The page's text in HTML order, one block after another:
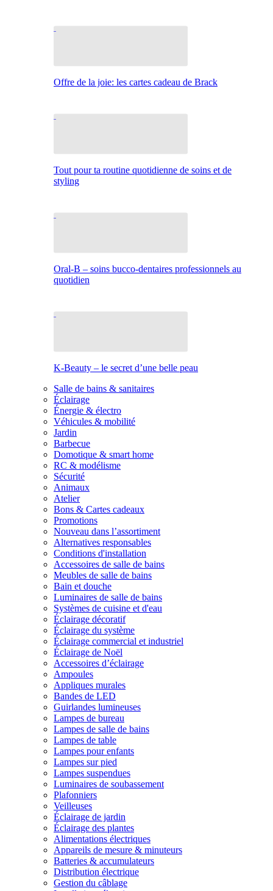
Offre de la joie: les cartes cadeau de Brack
Tout pour ta routine quotidienne de soins et de
styling
Oral-B – soins bucco-dentaires professionnels au
quotidien
K-Beauty – le secret d’une belle peau
Salle de bains & sanitaires
Éclairage
Énergie & électro
Véhicules & mobilité
Jardin
Barbecue
Domotique & smart home
RC & modélisme
Sécurité
Animaux
Atelier
Bons & Cartes cadeaux
Promotions
Nouveau dans l’assortiment
Alternatives responsables
Conditions d'installation
Accessoires de salle de bains
Meubles de salle de bains
Bain et douche
Luminaires de salle de bains
Systèmes de cuisine et d'eau
Éclairage décoratif
Éclairage du système
Éclairage commercial et industriel
Éclairage de Noël
Accessoires d’éclairage
Ampoules
Appliques murales
Bandes de LED
Guirlandes lumineuses
Lampes de bureau
Lampes de salle de bains
Lampes de table
Lampes pour enfants
Lampes sur pied
Lampes suspendues
Luminaires de soubassement
Plafonniers
Veilleuses
Éclairage de jardin
Éclairage des plantes
Alimentations électriques
Appareils de mesure & minuteurs
Batteries & accumulateurs
Distribution électrique
Gestion du câblage